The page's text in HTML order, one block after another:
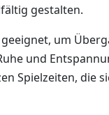
gestalten.
um
und
Spielzeiten, die